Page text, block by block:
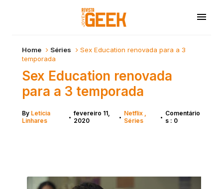
Home Séries
Sex Education renovada para a 3
temporada
Sex Education renovada
para a 3 temporada
By Letícia
Linhares
• fevereiro 11,
2020
• Netflix
Séries
• Comentário
s : 0